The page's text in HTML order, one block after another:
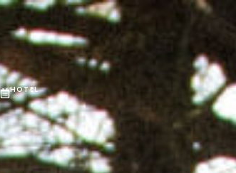
0
NACHHALTIGKEIT
HOTEL